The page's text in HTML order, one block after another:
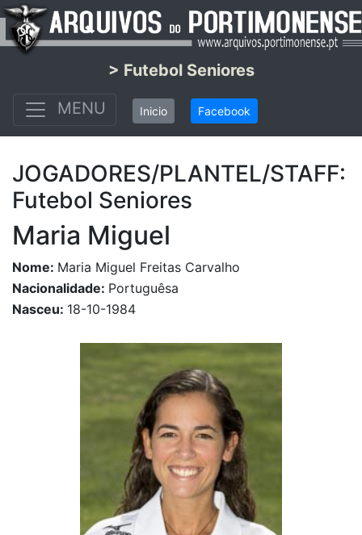
> Futebol Seniores
MENU
Inicio Facebook
JOGADORES/PLANTEL/STAFF:
Futebol Seniores
Maria Miguel
Nome: Maria Miguel Freitas Carvalho
Nacionalidade: Portuguêsa
Nasceu: 18-10-1984